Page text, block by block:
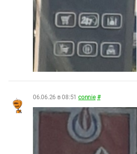
06.06.26 в 08:51 connie #